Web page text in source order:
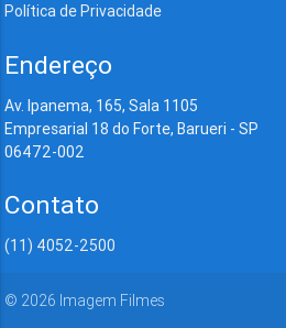
Política de Privacidade
Endereço
Av. Ipanema, 165, Sala 1105
Empresarial 18 do Forte, Barueri - SP
06472-002
Contato
(11) 4052-2500
© 2026 Imagem Filmes